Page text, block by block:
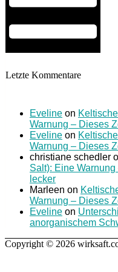
Letzte Kommentare
Eveline on
Warnung – Dieses
Eveline on
Warnung – Dieses
christiane schedler
Salt): Eine
lecker
Marleen on
Warnung – Dieses
Eveline on
anorganischem
Copyright © 2026